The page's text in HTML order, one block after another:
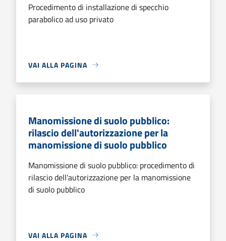
Procedimento di installazione di specchio
parabolico ad uso privato
VAI ALLA PAGINA
Manomissione di suolo pubblico:
rilascio dell'autorizzazione per la
manomissione di suolo pubblico
Manomissione di suolo pubblico: procedimento di
rilascio dell'autorizzazione per la manomissione
di suolo pubblico
VAI ALLA PAGINA